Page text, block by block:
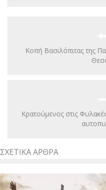
Κοπή Βασιλόπιτας της
Κρατούμενος στις
ΣΧΕΤΙΚΆ ΆΡΘΡΑ